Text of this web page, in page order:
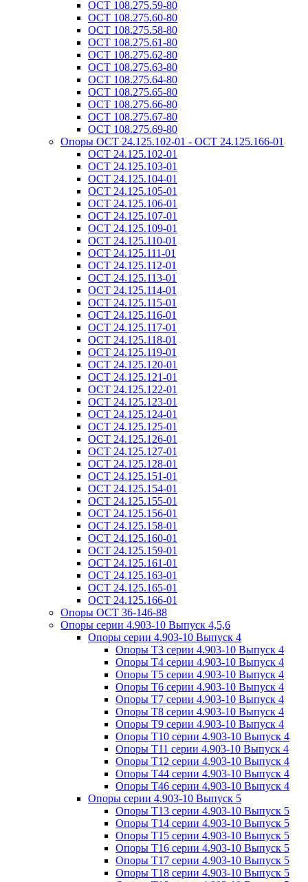
ОСТ 108.275.59-80
ОСТ 108.275.60-80
ОСТ 108.275.58-80
ОСТ 108.275.61-80
ОСТ 108.275.62-80
ОСТ 108.275.63-80
ОСТ 108.275.64-80
ОСТ 108.275.65-80
ОСТ 108.275.66-80
ОСТ 108.275.67-80
ОСТ 108.275.69-80
Опоры ОСТ 24.125.102-01 - ОСТ 24.125.166-01
ОСТ 24.125.102-01
ОСТ 24.125.103-01
ОСТ 24.125.104-01
ОСТ 24.125.105-01
ОСТ 24.125.106-01
ОСТ 24.125.107-01
ОСТ 24.125.109-01
ОСТ 24.125.110-01
ОСТ 24.125.111-01
ОСТ 24.125.112-01
ОСТ 24.125.113-01
ОСТ 24.125.114-01
ОСТ 24.125.115-01
ОСТ 24.125.116-01
ОСТ 24.125.117-01
ОСТ 24.125.118-01
ОСТ 24.125.119-01
ОСТ 24.125.120-01
ОСТ 24.125.121-01
ОСТ 24.125.122-01
ОСТ 24.125.123-01
ОСТ 24.125.124-01
ОСТ 24.125.125-01
ОСТ 24.125.126-01
ОСТ 24.125.127-01
ОСТ 24.125.128-01
ОСТ 24.125.151-01
ОСТ 24.125.154-01
ОСТ 24.125.155-01
ОСТ 24.125.156-01
ОСТ 24.125.158-01
ОСТ 24.125.160-01
ОСТ 24.125.159-01
ОСТ 24.125.161-01
ОСТ 24.125.163-01
ОСТ 24.125.165-01
ОСТ 24.125.166-01
Опоры ОСТ 36-146-88
Опоры серии 4.903-10 Выпуск 4,5,6
Опоры серии 4.903-10 Выпуск 4
Опоры Т3 серии 4.903-10 Выпуск 4
Опоры Т4 серии 4.903-10 Выпуск 4
Опоры Т5 серии 4.903-10 Выпуск 4
Опоры Т6 серии 4.903-10 Выпуск 4
Опоры Т7 серии 4.903-10 Выпуск 4
Опоры Т8 серии 4.903-10 Выпуск 4
Опоры Т9 серии 4.903-10 Выпуск 4
Опоры Т10 серии 4.903-10 Выпуск 4
Опоры Т11 серии 4.903-10 Выпуск 4
Опоры Т12 серии 4.903-10 Выпуск 4
Опоры Т44 серии 4.903-10 Выпуск 4
Опоры Т46 серии 4.903-10 Выпуск 4
Опоры серии 4.903-10 Выпуск 5
Опоры Т13 серии 4.903-10 Выпуск 5
Опоры Т14 серии 4.903-10 Выпуск 5
Опоры Т15 серии 4.903-10 Выпуск 5
Опоры Т16 серии 4.903-10 Выпуск 5
Опоры Т17 серии 4.903-10 Выпуск 5
Опоры Т18 серии 4.903-10 Выпуск 5